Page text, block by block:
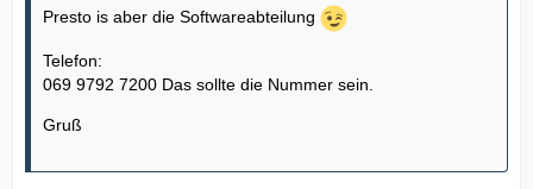
Presto is aber die Softwareabteilung
Telefon:
069 9792 7200 Das sollte die Nummer sein.
Gruß